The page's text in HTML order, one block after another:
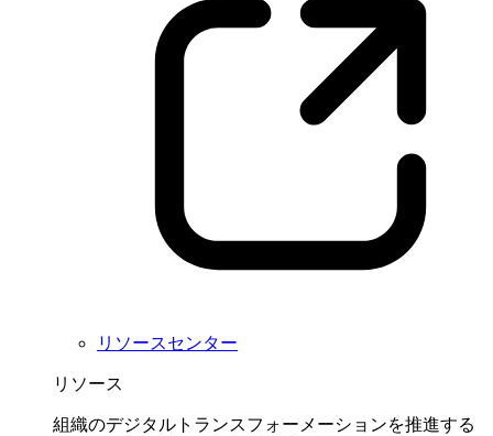
リソースセンター
リソース
組織のデジタルトランスフォーメーションを推進する